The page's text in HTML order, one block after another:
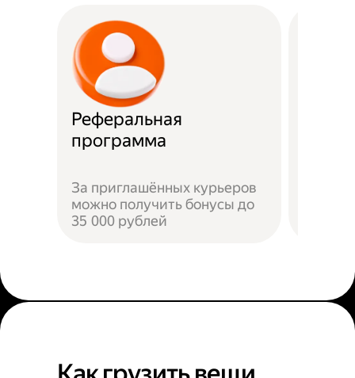
Реферальная
программа
За приглашённых курьеров
можно получить бонусы до
35 000 рублей